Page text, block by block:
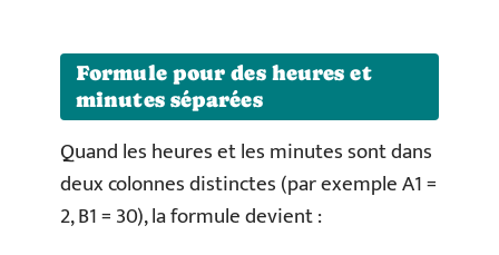
Formule pour des heures et
minutes séparées
Quand les heures et les minutes sont dans
deux colonnes distinctes (par exemple A1 =
2, B1 = 30), la formule devient :